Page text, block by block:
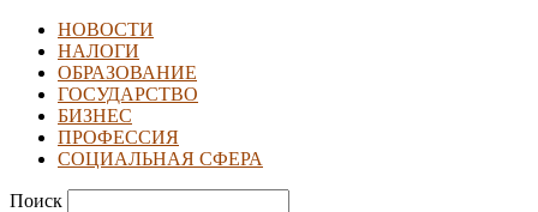
НОВОСТИ
НАЛОГИ
ОБРАЗОВАНИЕ
ГОСУДАРСТВО
БИЗНЕС
ПРОФЕССИЯ
СОЦИАЛЬНАЯ СФЕРА
Поиск